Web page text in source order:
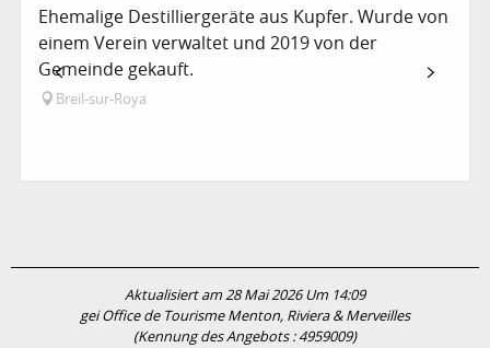
Ehemalige Destilliergeräte aus Kupfer. Wurde von
einem Verein verwaltet und 2019 von der
Gemeinde gekauft.
Breil-sur-Roya
Aktualisiert am 28 Mai 2026 Um 14:09
gei Office de Tourisme Menton, Riviera & Merveilles
(Kennung des Angebots :4959009)